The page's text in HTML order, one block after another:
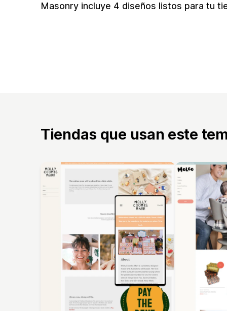
Masonry incluye 4 diseños listos para tu
Tiendas que usan este